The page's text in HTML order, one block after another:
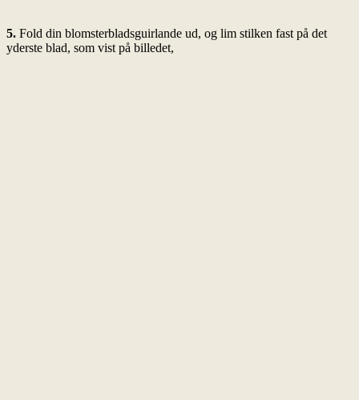
5. Fold din blomsterbladsguirlande ud, og lim stilken fast på det
yderste blad, som vist på billedet,